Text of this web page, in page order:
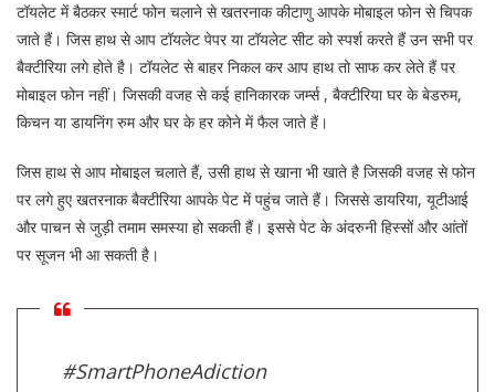
टॉयलेट में बैठकर स्मार्ट फोन चलाने से खतरनाक कीटाणु आपके मोबाइल फोन से चिपक
जाते हैं। जिस हाथ से आप टॉयलेट पेपर या टॉयलेट सीट को स्पर्श करते हैं उन सभी पर
बैक्टीरिया लगे होते है। टॉयलेट से बाहर निकल कर आप हाथ तो साफ कर लेते हैं पर
मोबाइल फोन नहीं। जिसकी वजह से कई हानिकारक जर्म्स , बैक्टीरिया घर के बेडरुम,
किचन या डायनिंग रुम और घर के हर कोने में फैल जाते हैं।
जिस हाथ से आप मोबाइल चलाते हैं, उसी हाथ से खाना भी खाते है जिसकी वजह से फोन
पर लगे हुए खतरनाक बैक्टीरिया आपके पेट में पहुंच जाते हैं। जिससे डायरिया, यूटीआई
और पाचन से जुड़ी तमाम समस्या हो सकती हैं। इससे पेट के अंदरुनी हिस्सों और आंतों
पर सूजन भी आ सकती है।
#SmartPhoneAdiction